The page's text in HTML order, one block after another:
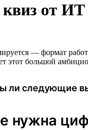
от
— формат
этот большой
ли следующие
нужна